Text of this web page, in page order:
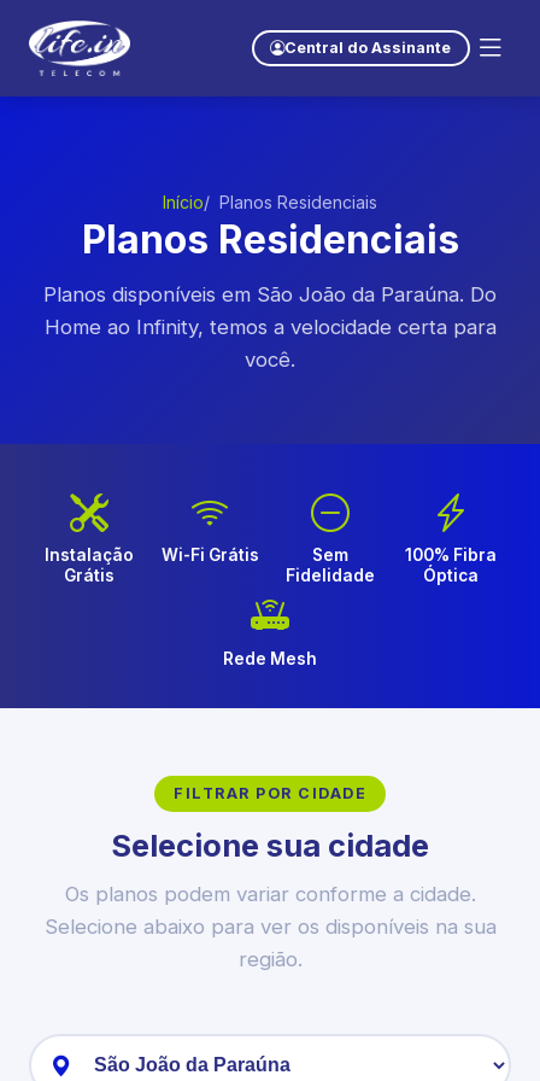
Central do Assinante
Início Planos Residenciais
Planos Residenciais
Planos disponíveis em São João da Paraúna. Do
Home ao Infinity, temos a velocidade certa para
você.
Instalação
Grátis
Wi-Fi Grátis
Sem
Fidelidade
100% Fibra
Óptica
Rede Mesh
FILTRAR POR CIDADE
Selecione sua cidade
Os planos podem variar conforme a cidade.
Selecione abaixo para ver os disponíveis na sua
região.